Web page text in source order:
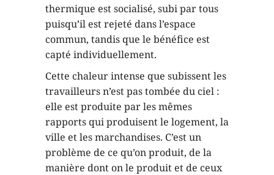
thermique est socialisé, subi par tous
puisqu’il est rejeté dans l’espace
commun, tandis que le bénéfice est
capté individuellement.
Cette chaleur intense que subissent les
travailleurs n’est pas tombée du ciel :
elle est produite par les mêmes
rapports qui produisent le logement, la
ville et les marchandises. C’est un
problème de ce qu’on produit, de la
manière dont on le produit et de ceux